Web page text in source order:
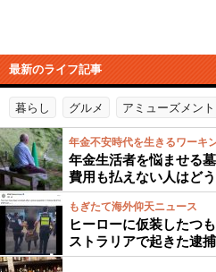
最新のライフ記事
暮らし グルメ アミューズメント
年金不安時代を生きるワーキ
年金生活者を悩ませる
費用も払えない人はど
もぎたて海外仰天ニュース
ヒーローに仮装したつ
ストラリアで起きた逮